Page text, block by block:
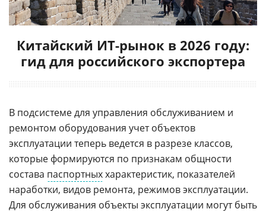
Китайский ИТ-рынок в 2026 году:
гид для российского экспортера
В подсистеме для управления обслуживанием и
ремонтом оборудования учет объектов
эксплуатации теперь ведется в разрезе классов,
которые формируются по признакам общности
состава паспортныххарактеристик, показателей
наработки, видов ремонта, режимов эксплуатации.
Для обслуживания объекты эксплуатации могут быть